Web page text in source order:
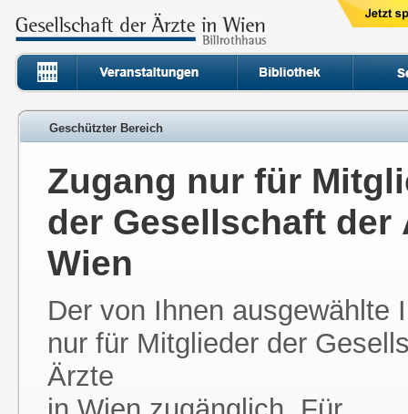
Geschützter Bereich
Zugang nur für
der Gesellschaft der
Wien
Der von Ihnen ausgewählte
nur für Mitglieder der
Ärzte